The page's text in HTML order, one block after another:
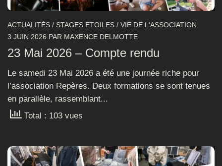
ACTUALITÉS / STAGES ETOILES / VIE DE L'ASSOCIATION
3 JUIN 2026 PAR MAXENCE DELMOTTE
23 Mai 2026 – Compte rendu
Le samedi 23 Mai 2026 a été une journée riche pour
l’association Repères. Deux formations se sont tenues
en parallèle, rassemblant...
Total : 103 vues